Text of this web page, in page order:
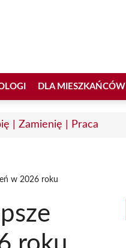
DLA MIESZKAŃCÓW
| Zamienię | Praca
w 2026 roku